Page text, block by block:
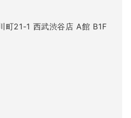
町21-1 西武渋谷店 A館 B1F